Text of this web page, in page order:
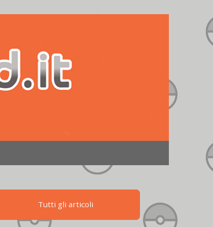
Tutti gli articoli